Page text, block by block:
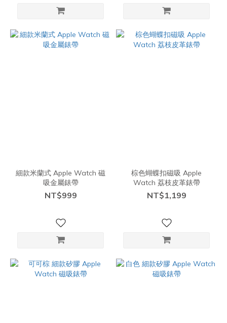
細款米蘭式 Apple Watch 磁
吸金屬錶帶
NT$999
棕色蝴蝶扣磁吸 Apple
Watch 荔枝皮革錶帶
NT$1,199